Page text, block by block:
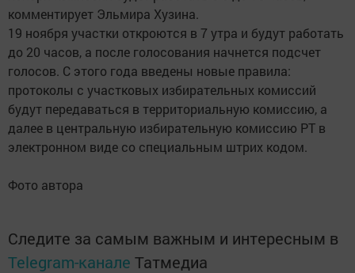
комментирует Эльмира Хузина.
19 ноября участки откроются в 7 утра и будут работать
до 20 часов, а после голосования начнется подсчет
голосов. С этого года введены новые правила:
протоколы с участковых избирательных комиссий
будут передаваться в территориальную комиссию, а
далее в центральную избирательную комиссию РТ в
электронном виде со специальным штрих кодом.
Фото автора
Следите за самым важным и интересным в
Telegram-канале Татмедиа